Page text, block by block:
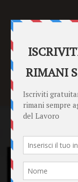
SENTENZE
Home News